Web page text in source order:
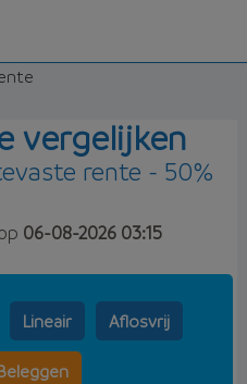
vergelijken
rente - 50%
06-08-2026 03:15
Lineair Aflosvrij